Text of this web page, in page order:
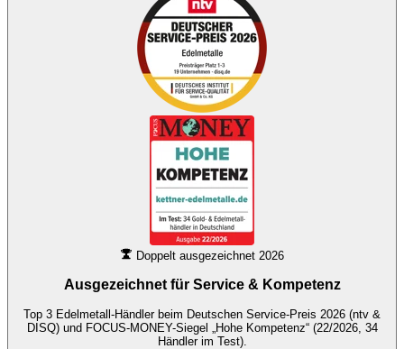
Doppelt ausgezeichnet 2026
Ausgezeichnet für Service & Kompetenz
Top 3 Edelmetall-Händler beim Deutschen Service-Preis 2026 (ntv &
DISQ) und FOCUS-MONEY-Siegel „Hohe Kompetenz“ (22/2026, 34
Händler im Test).